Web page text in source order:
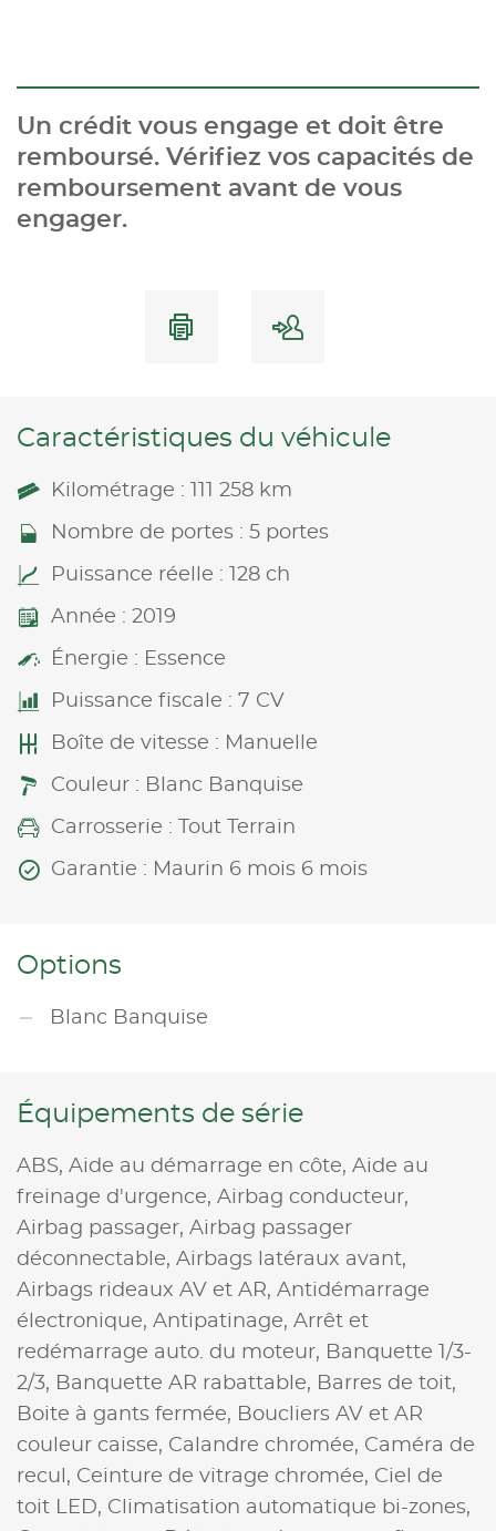
Un crédit vous engage et doit être
remboursé. Vérifiez vos capacités de
remboursement avant de vous
engager.
Caractéristiques du véhicule
Kilométrage : 111 258 km
Nombre de portes : 5 portes
Puissance réelle : 128 ch
Année : 2019
Énergie : Essence
Puissance fiscale : 7 CV
Boîte de vitesse : Manuelle
Couleur : Blanc Banquise
Carrosserie : Tout Terrain
Garantie : Maurin 6 mois 6 mois
Options
Blanc Banquise
Équipements de série
ABS, Aide au démarrage en côte, Aide au
freinage d'urgence, Airbag conducteur,
Airbag passager, Airbag passager
déconnectable, Airbags latéraux avant,
Airbags rideaux AV et AR, Antidémarrage
électronique, Antipatinage, Arrêt et
redémarrage auto. du moteur, Banquette 1/3-
2/3, Banquette AR rabattable, Barres de toit,
Boite à gants fermée, Boucliers AV et AR
couleur caisse, Calandre chromée, Caméra de
recul, Ceinture de vitrage chromée, Ciel de
toit LED, Climatisation automatique bi-zones,